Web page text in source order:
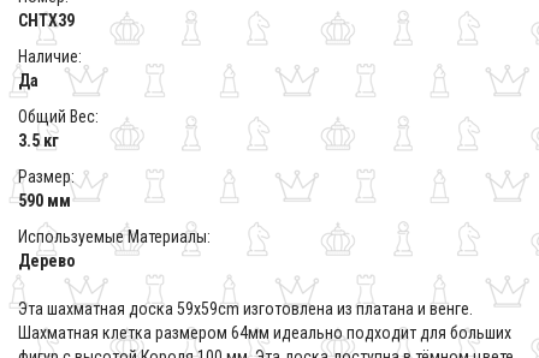
CHTX39
Наличие:
Да
Общий Вес:
3.5 кг
Размер:
590 мм
Используемые Материалы:
Дерево
Эта шахматная доска 59x59cm изготовлена из платана и венге.
Шахматная клетка размером 64мм идеально подходит для больших